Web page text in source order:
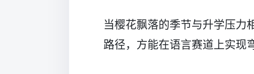
当樱花飘落的季节与升学压力
路径，方能在语言赛道上实现